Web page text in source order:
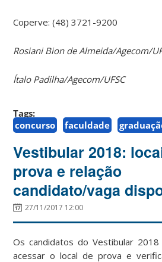
Coperve: (48) 3721-9200
Rosiani Bion de Almeida/Agecom/
Ítalo Padilha/Agecom/UFSC
Tags:
concurso
faculdade
Vestibular 2018:
prova e relação
candidato/vaga
27/11/2017 12:00
Os candidatos do Vestibular 2018
acessar o local de prova e